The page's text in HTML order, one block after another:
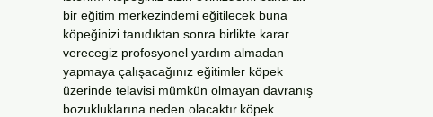
bir eğitim merkezindemi eğitilecek buna
köpeğinizi tanıdıktan sonra birlikte karar
verecegiz profosyonel yardım almadan
yapmaya çalışacağınız eğitimler köpek
üzerinde telavisi mümkün olmayan davranış
bozukluklarına neden olacaktır.köpek